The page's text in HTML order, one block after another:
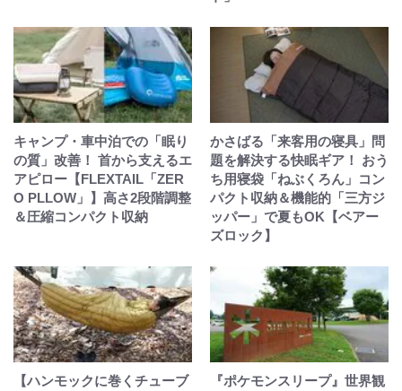
キャンプ・車中泊での「眠り
の質」改善！ 首から支えるエ
アピロー【FLEXTAIL「ZER
O PLLOW」】高さ2段階調整
＆圧縮コンパクト収納
かさばる「来客用の寝具」問
題を解決する快眠ギア！ おう
ち用寝袋「ねぶくろん」コン
パクト収納＆機能的「三方ジ
ッパー」で夏もOK【ベアー
ズロック】
【ハンモックに巻くチューブ
『ポケモンスリープ』世界観